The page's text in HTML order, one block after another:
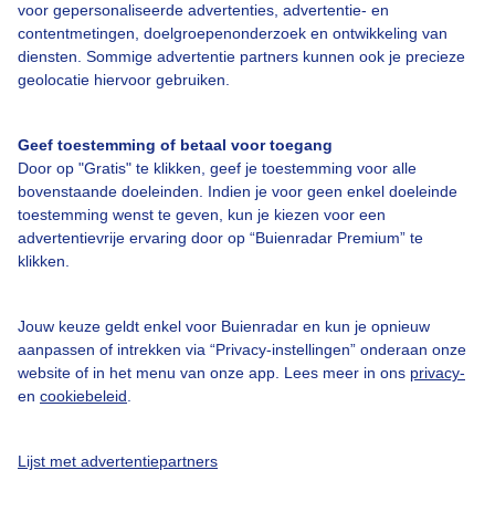
voor gepersonaliseerde advertenties, advertentie- en
contentmetingen, doelgroepenonderzoek en ontwikkeling van
diensten. Sommige advertentie partners kunnen ook je precieze
geolocatie hiervoor gebruiken.
Geef toestemming of betaal voor toegang
Door op "Gratis" te klikken, geef je toestemming voor alle
bovenstaande doeleinden. Indien je voor geen enkel doeleinde
toestemming wenst te geven, kun je kiezen voor een
advertentievrije ervaring door op “Buienradar Premium” te
klikken.
Jouw keuze geldt enkel voor Buienradar en kun je opnieuw
aanpassen of intrekken via “Privacy-instellingen” onderaan onze
website of in het menu van onze app. Lees meer in ons privacy-
en cookiebeleid
Lijst met advertentiepartners
Over Buienradar
Bedrijfsgegevens
Contact
Toegankelijkheid
Gebruikersvoorwaarden
Adverteren
Privacy beleid
Cookie beleid